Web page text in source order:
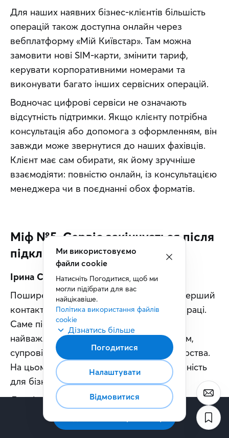
Для наших наявних бізнес-клієнтів більшість
операцій також доступна онлайн через
вебплатформу «Мій Київстар». Там можна
замовити нові SIM-карти, змінити тариф,
керувати корпоративними номерами та
виконувати багато інших сервісних операцій.
Водночас цифрові сервіси не означають
відсутність підтримки. Якщо клієнту потрібна
консультація або допомога з оформленням, він
завжди може звернутися до наших фахівців.
Клієнт має сам обирати, як йому зручніше
взаємодіяти: повністю онлайн, із консультацією
менеджера чи в поєднанні обох форматів.
Міф №5. Сервіс закінчується після
підключення послуги
Ірина Савіцька:
Поширене уявлення, але все навпаки. Перший
контакт або продаж — лише старт співпраці.
Саме після підключення починається
найважливіший етап взаємодії з клієнтом,
супровід, підтримка та розвиток партнерства.
На цьому етапі формується довіра та цінність
для бізнесу.
Дослідження
Forrester підтверджує
, що
компанії, які системно фокусуються на клієнті
після продажу, зростають майже на 30%
Ми використовуємо
файли cookie
Натисніть Погодитися, щоб ми
могли підібрати для вас
найцікавіше.
Політика використання файлів
cookie
Дізнатись більше
Погодитися
Налаштувати
Відмовитися